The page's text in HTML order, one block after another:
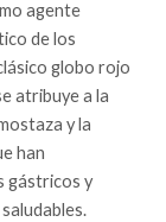
agente
de los
globo rojo
atribuye a la
y la
han
gástricos y